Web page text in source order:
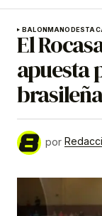
BALONMANO
El
apuesta
por